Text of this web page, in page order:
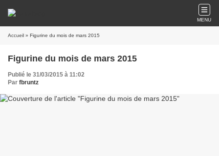
MENU
Accueil » Figurine du mois de mars 2015
Figurine du mois de mars 2015
Publié le 31/03/2015 à 11:02
Par fbruntz